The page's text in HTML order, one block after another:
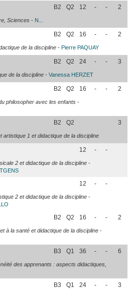
B2 Q2 12 - - 2
Sciences - N...
B2 Q2 16 - - 2
de la discipline - Pierre PAQUAY
B2 Q2 24 - - 3
de la discipline - Vanessa HERZET
B2 Q2 16 - - 2
philosopher avec les enfants -
B2 Q2 3
artistique 1 et didactique de la discipline
12 - -
2 et didactique de la discipline -
12 - -
2 et didactique de la discipline -
B2 Q2 16 - - 2
à la santé et didactique de la discipline -
B3 Q1 36 - - 6
des apprenants : aspects didactiques,
B3 Q1 24 - - 3